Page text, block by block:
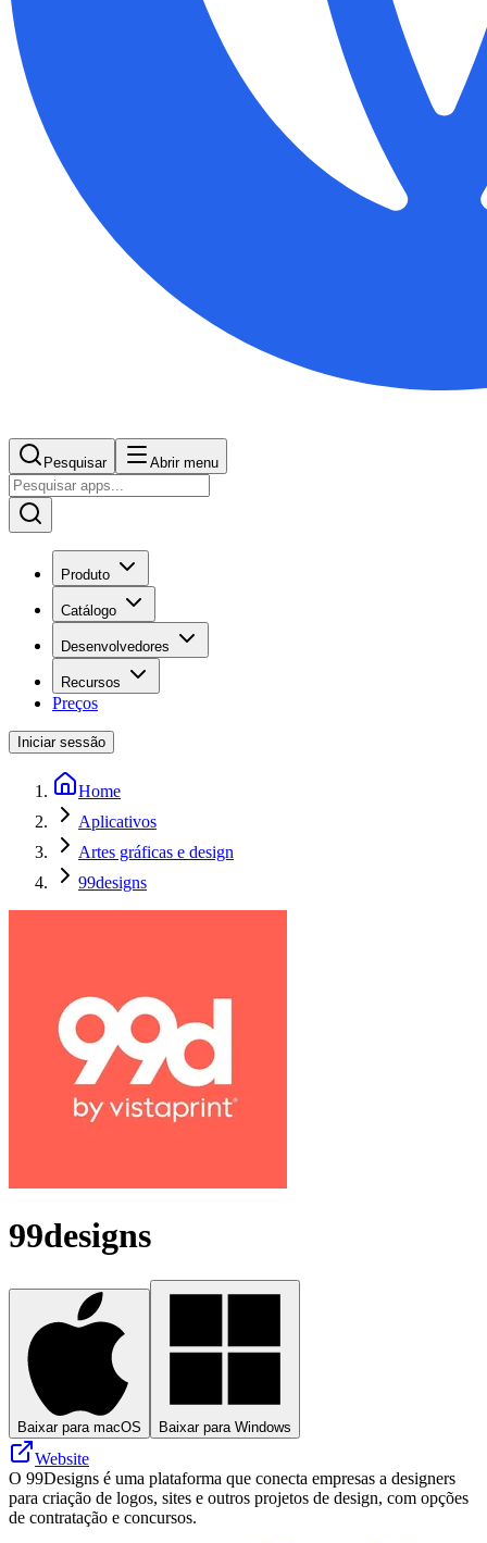
Pesquisar Abrir menu
Produto
Catálogo
Desenvolvedores
Recursos
Preços
Iniciar sessão
Home
Aplicativos
Artes gráficas e design
99designs
99designs
Baixar para macOS Baixar para Windows
Website
O 99Designs é uma plataforma que conecta empresas a designers
para criação de logos, sites e outros projetos de design, com opções
de contratação e concursos.